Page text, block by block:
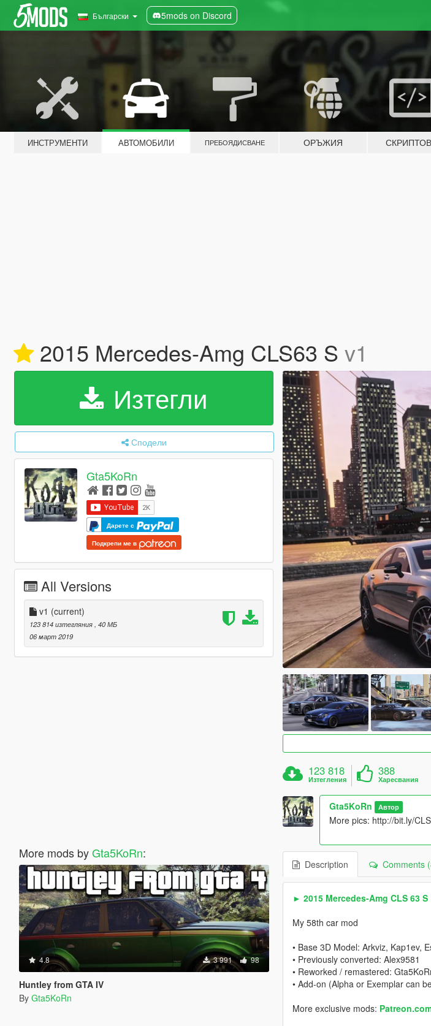
Български 5mods on Discord
ИНСТРУМЕНТИ АВТОМОБИЛИ ПРЕБОЯДИСВАНЕ ОРЪЖИЯ
2015 Mercedes-Amg CLS63 S v1
Изтегли
Сподели
Gta5KoRn
Дарете с
Подкрепи ме в
All Versions
v1 (current)
123 814 изтегляния, 40 МБ
06 март 2019
More mods byGta5KoRn:
4.8 3 991 98
Huntley from GTA IV
By Gta5KoRn
123 818
Изтегления
388
Харесвания
Gta5KoRn Автор
More pics: http://bit.ly/
Description Comments
► 2015 Mercedes-Amg CLS 63
My 58th car mod
• Base 3D Model: Arkviz, Kap1ev,
• Previously converted: Alex9581
• Reworked / remastered:
• Add-on (Alpha or Exemplar can
More exclusive mods: